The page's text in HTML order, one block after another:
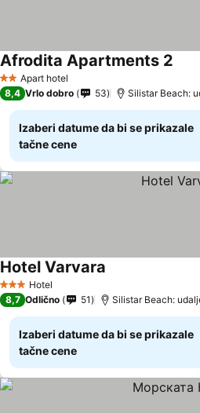
2 Zvezdice
Apart hotel
Afrodita Apartments 2
8,4 Vrlo dobro 53 Silistar Beach:
Izaberi datume da bi se prikazale
tačne cene
3 Zvezdice
Hotel
Hotel Varvara
8,7 Odlično 51 Silistar Beach:
Izaberi datume da bi se prikazale
tačne cene